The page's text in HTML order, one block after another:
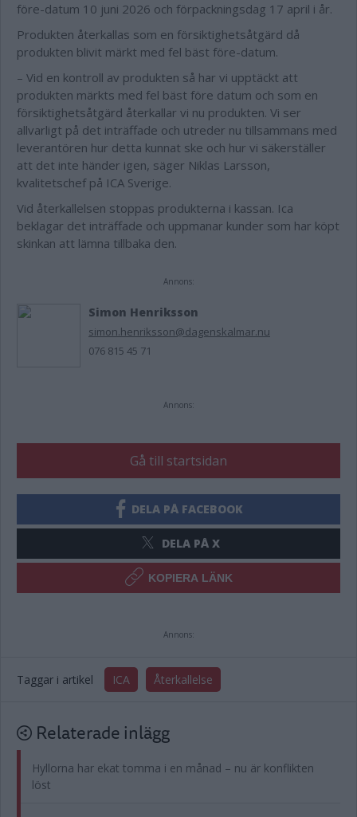
före-datum 10 juni 2026 och förpackningsdag 17 april i år.
Produkten återkallas som en försiktighetsåtgärd då
produkten blivit märkt med fel bäst före-datum.
– Vid en kontroll av produkten så har vi upptäckt att
produkten märkts med fel bäst före datum och som en
försiktighetsåtgärd återkallar vi nu produkten. Vi ser
allvarligt på det inträffade och utreder nu tillsammans med
leverantören hur detta kunnat ske och hur vi säkerställer
att det inte händer igen, säger Niklas Larsson,
kvalitetschef på ICA Sverige.
Vid återkallelsen stoppas produkterna i kassan. Ica
beklagar det inträffade och uppmanar kunder som har köpt
skinkan att lämna tillbaka den.
Annons:
Simon Henriksson
simon.henriksson@dagenskalmar.nu
076 815 45 71
Annons:
Gå till startsidan
DELA PÅ FACEBOOK
DELA PÅ X
KOPIERA LÄNK
Annons:
Taggar i artikel ICA Återkallelse
Relaterade inlägg
Hyllorna har ekat tomma i en månad – nu är konflikten
löst